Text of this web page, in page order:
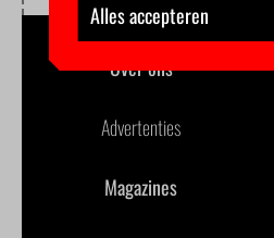
Over ons
Advertenties
Magazines
Alles accepteren